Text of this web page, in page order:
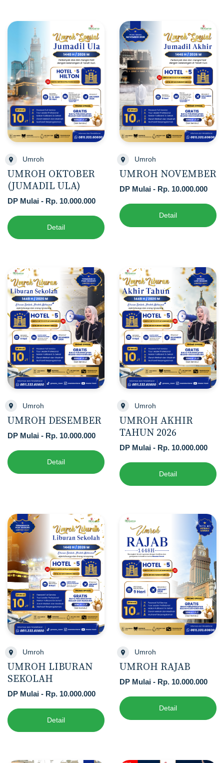
Umroh
UMROH OKTOBER
(JUMADIL ULA)
DP Mulai - Rp. 10.000.000
Detail
Umroh
UMROH NOVEMBER
DP Mulai - Rp. 10.000.000
Detail
Umroh
UMROH DESEMBER
DP Mulai - Rp. 10.000.000
Detail
Umroh
UMROH AKHIR
TAHUN 2026
DP Mulai - Rp. 10.000.000
Detail
Umroh
UMROH LIBURAN
SEKOLAH
DP Mulai - Rp. 10.000.000
Detail
Umroh
UMROH RAJAB
DP Mulai - Rp. 10.000.000
Detail